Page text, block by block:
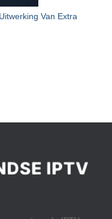
Van Extra